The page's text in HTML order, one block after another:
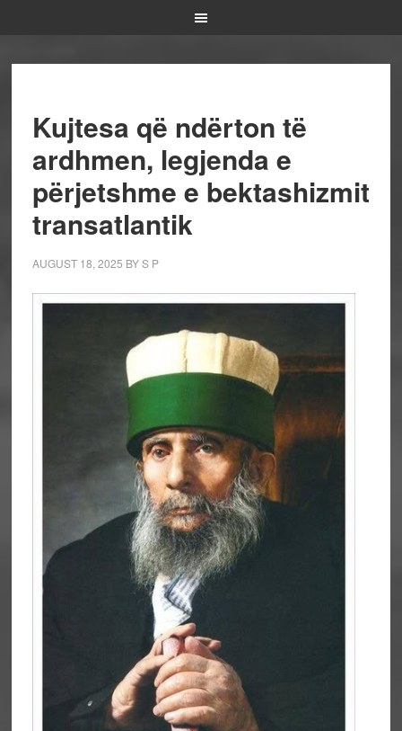
Kujtesa që ndërton të
ardhmen, legjenda e
përjetshme e bektashizmit
transatlantik
AUGUST 18, 2025 BYS P